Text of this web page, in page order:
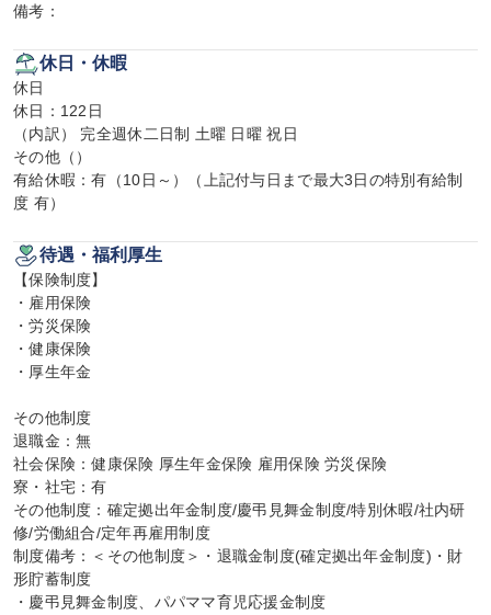
備考：
休日・休暇
休日
休日：122日
（内訳） 完全週休二日制 土曜 日曜 祝日
その他（）
有給休暇：有（10日～）（上記付与日まで最大3日の特別有給制
度 有）
待遇・福利厚生
【保険制度】
・雇用保険
・労災保険
・健康保険
・厚生年金
その他制度
退職金：無
社会保険：健康保険 厚生年金保険 雇用保険 労災保険
寮・社宅：有
その他制度：確定拠出年金制度/慶弔見舞金制度/特別休暇/社内研
修/労働組合/定年再雇用制度
制度備考：＜その他制度＞・退職金制度(確定拠出年金制度)・財
形貯蓄制度
・慶弔見舞金制度、パパママ育児応援金制度